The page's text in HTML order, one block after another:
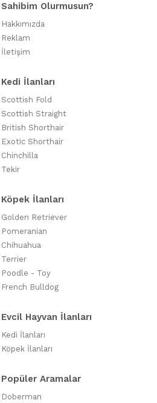
Sahibim Olurmusun?
Hakkımızda
Reklam
İletişim
Kedi İlanları
Scottish Fold
Scottish Straight
British Shorthair
Exotic Shorthair
Chinchilla
Tekir
Köpek İlanları
Golden Retriever
Pomeranian
Chihuahua
Terrier
Poodle - Toy
French Bulldog
Evcil Hayvan İlanları
Kedi İlanları
Köpek İlanları
Popüler Aramalar
Doberman